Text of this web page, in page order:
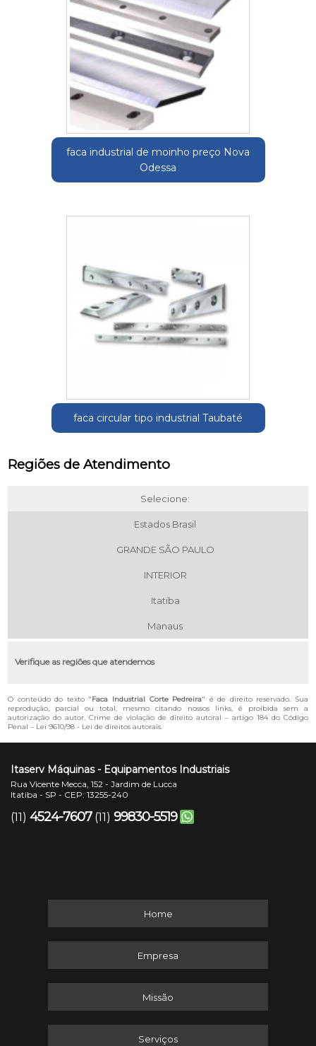
faca industrial de moinho preço Nova
Odessa
faca circular tipo industrial Taubaté
Regiões de Atendimento
Selecione:
Estados Brasil
GRANDE SÃO PAULO
INTERIOR
Itatiba
Manaus
Verifique as regiões que atendemos
O conteúdo do texto "Faca Industrial Corte Pedreira" é de direito reservado. Sua
reprodução, parcial ou total, mesmo citando nossos links, é proibida sem a
autorização do autor. Crime de violação de direito autoral – artigo 184 do Código
Penal – Lei 9610/98 - Lei de direitos autorais.
Itaserv Máquinas - Equipamentos Industriais
Rua Vicente Mecca, 152 - Jardim de Lucca
Itatiba - SP - CEP: 13255-240
(11) 4524-7607 (11) 99830-5519
Home
Empresa
Missão
Serviços